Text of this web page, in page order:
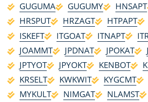
GUGUMA
GUGUMY HNSAPT
HRSPUT
HRZAGT HTPAPT
ISKEFT
ITGOAT ITNAPT
JOAMMT
JPDNAT JPOKAT
JPTYOT
JPYOKT KENBOT
KRSELT
KWKWIT KYGCMT
MYKULT
NIMGAT NLAMST